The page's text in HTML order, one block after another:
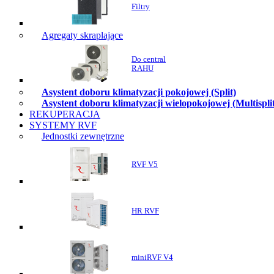
Filtry
Agregaty skraplające
Do central
RAHU
Asystent doboru klimatyzacji pokojowej (Split)
Asystent doboru klimatyzacji wielopokojowej
REKUPERACJA
SYSTEMY RVF
Jednostki zewnętrzne
RVF V5
HR RVF
miniRVF V4